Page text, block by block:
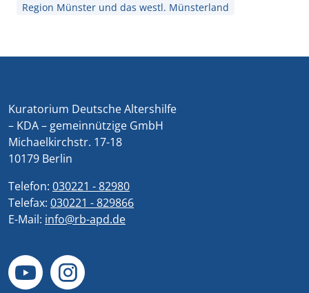
Region Münster und das westl. Münsterland
Kuratorium Deutsche Altershilfe
– KDA – gemeinnützige GmbH
Michaelkirchstr. 17-18
10179 Berlin
Telefon: 030221 - 82980
Telefax: 030221 - 829866
E-Mail: info@rb-apd.de